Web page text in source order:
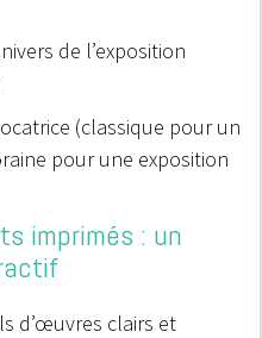
de l’exposition
(classique pour un
pour une exposition
imprimés : un
d’œuvres clairs et